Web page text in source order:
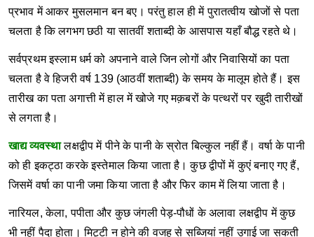
प्रभाव में आकर मुसलमान बन बए। परंतु हाल ही में पुरातत्‍वीय खोजों से पता
चलता है कि लगभग छठी या सातवीं शताब्‍दी के आसपास यहाँ बौद्ध रहते थे।
सर्वप्रथम इस्लाम धर्म को अपनाने वाले जिन लोगों और निवासियों का पता
चलता है वे हिजरी वर्ष 139 (आठवीं शताब्‍दी) के समय के मालूम होते हैं। इस
तारीख का पता अगात्ती में हाल में खोजे गए मक़बरों के पत्‍थरों पर खुदी तारीखों
से लगता है।
खाद्य व्यवस्था लक्षद्वीप में पीने के पानी के स्रोत बिल्कुल नहीं हैं। वर्षा के पानी
को ही इकट्ठा करके इस्तेमाल किया जाता है। कुछ द्वीपों में कुएं बनाए गए हैं,
जिसमें वर्षा का पानी जमा किया जाता है और फिर काम में लिया जाता है।
नारियल, केला, पपीता और कुछ जंगली पेड़-पौधों के अलावा लक्षद्वीप में कुछ
भी नहीं पैदा होता। मिट्टी न होने की वजह से सब्जियां नहीं उगाई जा सकती